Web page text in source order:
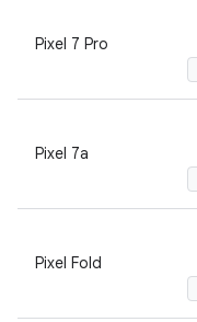
Pixel 7 Pro
Pixel 7a
Pixel Fold